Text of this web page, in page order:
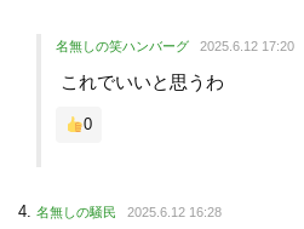
名無しの笑ハンバーグ 2025.6.12 17:20
これでいいと思うわ
0
名無しの騒民 2025.6.12 16:28